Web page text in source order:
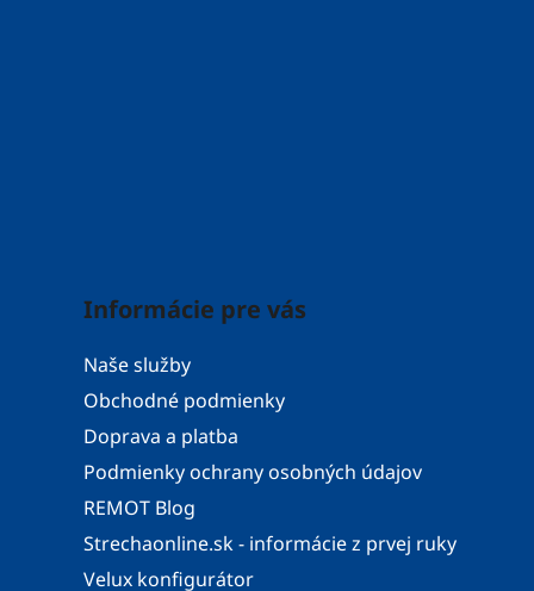
Informácie pre vás
Naše služby
Obchodné podmienky
Doprava a platba
Podmienky ochrany osobných údajov
REMOT Blog
Strechaonline.sk - informácie z prvej ruky
Velux konfigurátor